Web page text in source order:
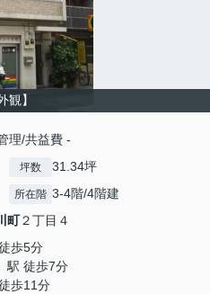
観】
理/共益費 -
坪数 31.34坪
所在階 3-4階/4階建
町２丁目４
歩5分
」駅 徒歩7分
歩11分